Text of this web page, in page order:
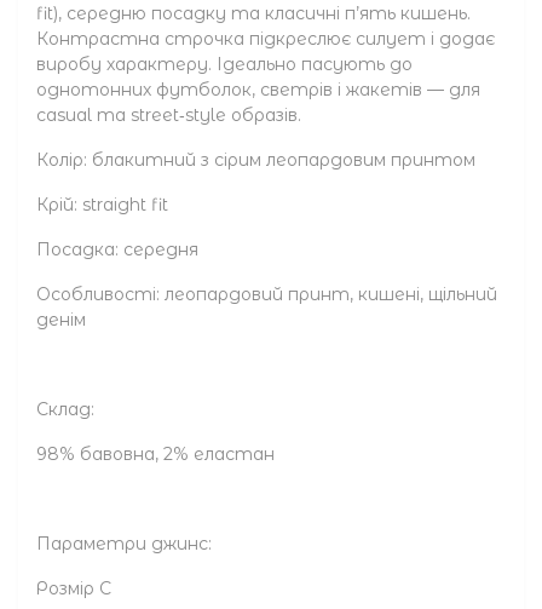
fit), середню посадку та класичні п’ять кишень.
Контрастна строчка підкреслює силует і додає
виробу характеру. Ідеально пасують до
однотонних футболок, светрів і жакетів — для
casual та street‑style образів.
Колір: блакитний з сірим леопардовим принтом
Крій: straight fit
Посадка: середня
Особливості: леопардовий принт, кишені, щільний
денім
Склад:
98% бавовна, 2% еластан
Параметри джинс:
Розмір С